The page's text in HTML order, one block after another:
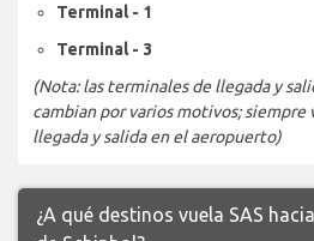
Terminal - 1
Terminal - 3
(Nota: las terminales de llegada y
cambian por varios motivos;
llegada y salida en el aeropuerto)
¿A qué destinos vuela SAS